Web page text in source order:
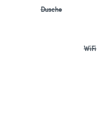
Dusche
WiFi